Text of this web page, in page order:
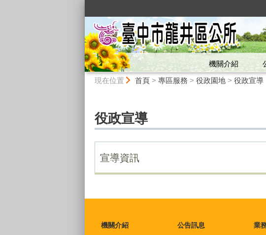
機關介紹
現在位置 首頁> 專區服務 > 役政園地> 役政宣導
役政宣導
宣導資訊
機關介紹 公告訊息 業